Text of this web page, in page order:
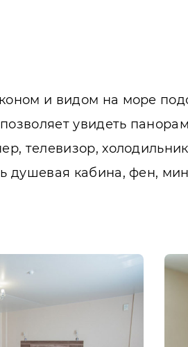
и видом на море
увидеть
телевизор,
душевая кабина, фен,